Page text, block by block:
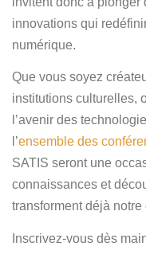
innovations qui
numérique.
Que vous soyez
institutions culturelles,
l’avenir des
l’ensemble des
SATIS seront une
connaissances et
transforment déjà notre
Inscrivez-vous dès